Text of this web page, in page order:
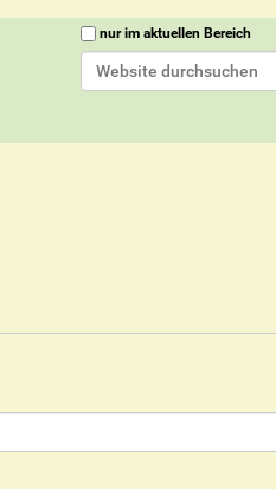
Website durchsuchen
nur im aktuellen Bereich